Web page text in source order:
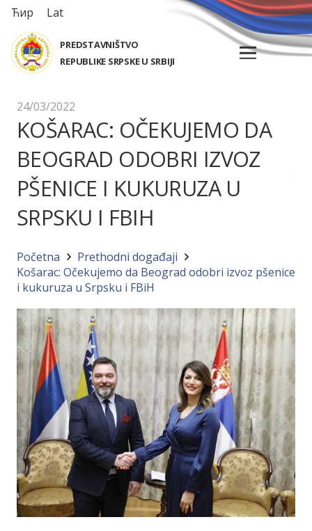
Ћир Lat
PREDSTAVNIŠTVO
REPUBLIKE SRPSKE U SRBIJI
24/03/2022
KOŠARAC: OČEKUJEMO DA
BEOGRAD ODOBRI IZVOZ
PŠENICE I KUKURUZA U
SRPSKU I FBIH
Početna
Prethodni događaji
Košarac: Očekujemo da Beograd odobri izvoz pšenice
i kukuruza u Srpsku i FBiH